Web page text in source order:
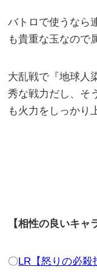
バトロで使うなら
も貴重な玉なので
大乱戦で『地球人
秀な戦力だし、そ
も火力をしっかり
【相性の良いキャ
〇LR【怒りの必殺